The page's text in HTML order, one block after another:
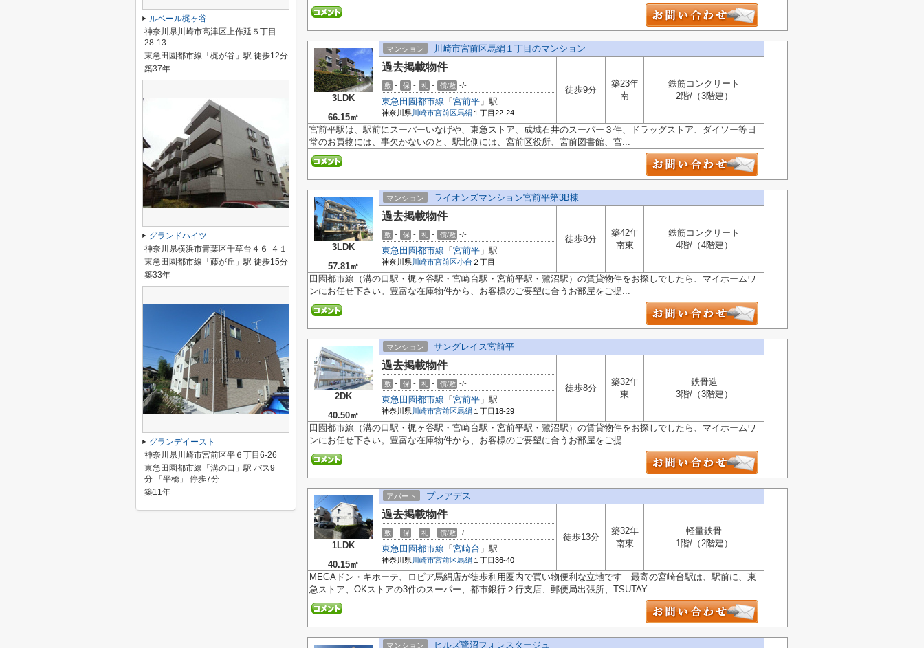
3LDK
66.15㎡
マンション 川崎市宮前区馬絹１丁目のマンション
過去掲載物件
敷 - 保 - 礼 - 償/敷 -/-
東急田園都市線 「 宮前平 」駅
神奈川県川崎市宮前区 馬絹 １丁目22-24
徒歩9分
築23年
南
鉄筋コンクリート
2階/（3階建）
宮前平駅は、駅前にスーパーいなげや、東急ストア、成城石井のスーパー３件、ドラッグストア、ダイソー等日
常のお買物には、事欠かないのと、駅北側には、宮前区役所、宮前図書館、宮...
3LDK
57.81㎡
マンション ライオンズマンション宮前平第3B棟
過去掲載物件
敷 - 保 - 礼 - 償/敷 -/-
東急田園都市線 「 宮前平 」駅
神奈川県川崎市宮前区小台 ２丁目
徒歩8分
築42年
南東
鉄筋コンクリート
4階/（4階建）
田園都市線（溝の口駅・梶ヶ谷駅・宮崎台駅・宮前平駅・鷺沼駅）の賃貸物件をお探しでしたら、マイホームワ
ンにお任せ下さい。豊富な在庫物件から、お客様のご要望に合うお部屋をご提...
2DK
40.50㎡
マンション サングレイス宮前平
過去掲載物件
敷 - 保 - 礼 - 償/敷 -/-
東急田園都市線 「 宮前平 」駅
神奈川県川崎市宮前区 馬絹 １丁目18-29
徒歩8分
築32年
東
鉄骨造
3階/（3階建）
田園都市線（溝の口駅・梶ヶ谷駅・宮崎台駅・宮前平駅・鷺沼駅）の賃貸物件をお探しでしたら、マイホームワ
ンにお任せ下さい。豊富な在庫物件から、お客様のご要望に合うお部屋をご提...
1LDK
40.15㎡
アパート プレアデス
過去掲載物件
敷 - 保 - 礼 - 償/敷 -/-
東急田園都市線 「 宮崎台 」駅
神奈川県川崎市宮前区 馬絹 １丁目36-40
徒歩13分
築32年
南東
軽量鉄骨
1階/（2階建）
MEGAドン・キホーテ、ロピア馬絹店が徒歩利用圏内で買い物便利な立地です 最寄の宮崎台駅は、駅前に、東
急ストア、OKストアの3件のスーパー、都市銀行２行支店、郵便局出張所、TSUTAY...
マンション ヒルズ鷺沼フォレスタージュ
ルベール梶ヶ谷
神奈川県川崎市高津区上作延５丁目
28-13
東急田園都市線「梶が谷」駅 徒歩12分
築37年
グランドハイツ
神奈川県横浜市青葉区千草台４６-４１
東急田園都市線「藤が丘」駅 徒歩15分
築33年
グランデイースト
神奈川県川崎市宮前区平６丁目6-26
東急田園都市線「溝の口」駅 バス9
分 「平橋」 停歩7分
築11年